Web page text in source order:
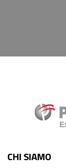
CHI SIAMO